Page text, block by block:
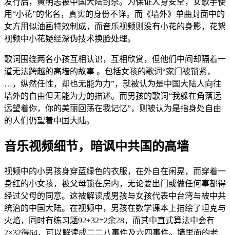
发行后，黄明志被中国大陆封杀。为保证人身安全，女歌手使
用“小花”的化名，真实的身份不详。而《墙外》单曲封面中的
女方用似油画特效制成，而音乐视频则没有小花的身影，花絮
视频中小花疑经深伪技术换脸处理。
歌词围绕两名小孩互相认识，互相欣赏，但他们中间却隔着一
道无法跨越的高墙的故事 。包括女孩的歌词“家门被锁紧，
…，纵然任性，却也无能为力”，就被认为是中国大陆人向往
墙外的自由但无能为力的描述。而男孩的歌词“我躲在角落远
远望着你，你的美丽回荡在我记忆”，则被认为是指身处自由
的人们仍望着中国大陆。
音乐视频细节，暗讽中共国的高墙
视频中的小男孩身穿蓝绿色的衣服，在外自在闲晃，而穿着一
身红的小女孩，被父母锁在房内，无论要出门或做任何事都得
经过父母的同意。这被解读成男孩与女孩代表中台湾与被中共
统治的中国大陆。在视频中，男孩在数学课本上描绘了坦克与
火焰，同时有练习题92÷32=2余28，而其中直式算法中会有
2×32得64，可以解读成二二八事件及六四事件。墙里面的老